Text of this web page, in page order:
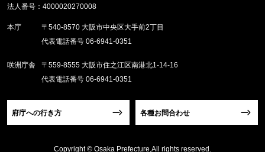
法人番号：4000020270008
本庁
〒540-8570 大阪市中央区大手前2丁目
代表電話番号 06-6941-0351
咲洲庁舎
〒559-8555 大阪市住之江区南港北1-14-16
代表電話番号 06-6941-0351
府庁への行き方 各種お問合わせ
Copyright © Osaka Prefecture,All rights reserved.